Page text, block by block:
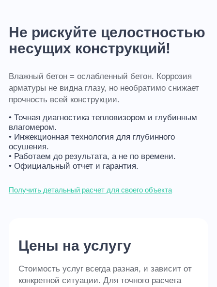
Не рискуйте целостностью
несущих конструкций!
Влажный бетон = ослабленный бетон. Коррозия
арматуры не видна глазу, но необратимо снижает
прочность всей конструкции.
• Точная диагностика тепловизором и глубинным
влагомером.
• Инжекционная технология для глубинного
осушения.
• Работаем до результата, а не по времени.
• Официальный отчет и гарантия.
Получить детальный расчет для своего объекта
Цены на услугу
Стоимость услуг всегда разная, и зависит от
конкретной ситуации. Для точного расчета